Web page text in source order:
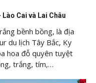
Cai và Lai Châu
bềnh bồng, là địa
du lịch Tây Bắc, Ky
hoa đỗ quyên tuyệt
trắng, tím,…